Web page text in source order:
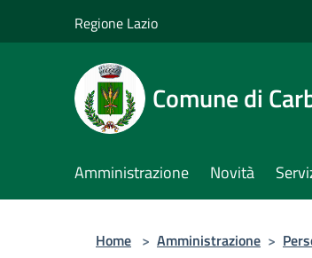
Regione Lazio
Comune di
Amministrazione Novità
Home > Amministrazione >